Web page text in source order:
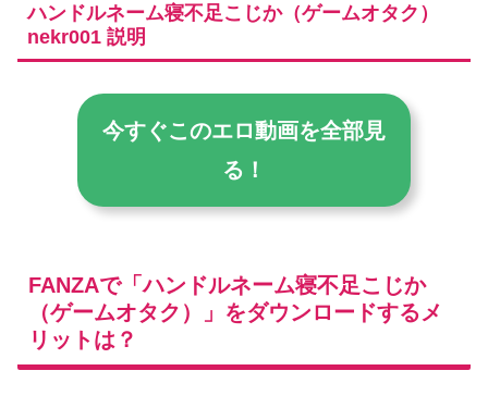
ハンドルネーム寝不足こじか（ゲームオタク）
nekr001 説明
今すぐこのエロ動画を全部見
る！
FANZAで「ハンドルネーム寝不足こじか
（ゲームオタク）」をダウンロードするメ
リットは？